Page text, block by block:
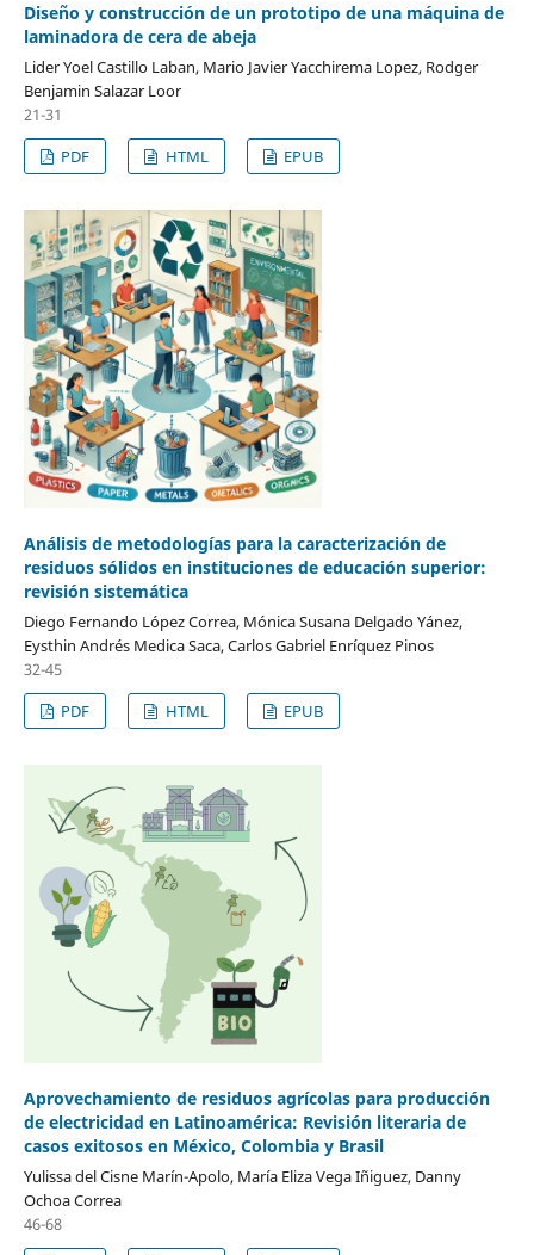
Diseño y construcción de un prototipo de una máquina de
laminadora de cera de abeja
Lider Yoel Castillo Laban, Mario Javier Yacchirema Lopez, Rodger
Benjamin Salazar Loor
21-31
PDF
HTML EPUB
Análisis de metodologías para la caracterización de
residuos sólidos en instituciones de educación superior:
revisión sistemática
Diego Fernando López Correa, Mónica Susana Delgado Yánez,
Eysthin Andrés Medica Saca, Carlos Gabriel Enríquez Pinos
32-45
PDF
HTML EPUB
Aprovechamiento de residuos agrícolas para producción
de electricidad en Latinoamérica: Revisión literaria de
casos exitosos en México, Colombia y Brasil
Yulissa del Cisne Marín-Apolo, María Eliza Vega Iñiguez, Danny
Ochoa Correa
46-68